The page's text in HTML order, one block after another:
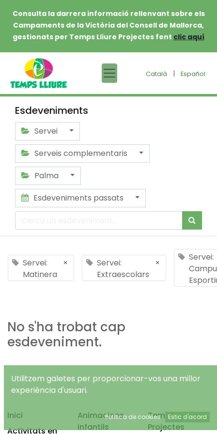
Consulta la darrera informació rellenvant sobre els
Campaments de la Victòria del Consell de Mallorca,
gestionats per Temps Lliure Projectes fent clic aquí
Català | Español
Esdeveniments
Servei
Serveis complementaris
Palma
Esdeveniments passats
Servei:
Matinera
×
Servei:
Extraescolars
×
Servei:
No s'ha trobat cap
esdeveniment.
Inici
Activitats en
Animacions
infantils
Temps Lliure
Projectes
Utilitzem galetes per proporcionar-vos una millor
experiència d'usuari.
Política de cookies Estic d'acord